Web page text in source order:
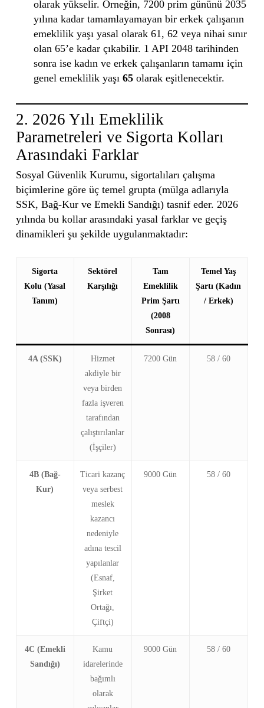
olarak yükselir. Örneğin, 7200 prim gününü 2035
yılına kadar tamamlayamayan bir erkek çalışanın
emeklilik yaşı yasal olarak 61, 62 veya nihai sınır
olan 65’e kadar çıkabilir. 1 API 2048 tarihinden
sonra ise kadın ve erkek çalışanların tamamı için
genel emeklilik yaşı 65olarak eşitlenecektir.
2. 2026 Yılı Emeklilik
Parametreleri ve Sigorta Kolları
Arasındaki Farklar
Sosyal Güvenlik Kurumu, sigortalıları çalışma
biçimlerine göre üç temel grupta (mülga adlarıyla
SSK, Bağ-Kur ve Emekli Sandığı) tasnif eder. 2026
yılında bu kollar arasındaki yasal farklar ve geçiş
dinamikleri şu şekilde uygulanmaktadır:
Sigorta
Kolu (Yasal
Tanım)
Sektörel
Karşılığı
Tam
Emeklilik
Prim Şartı
(2008
Sonrası)
Temel Yaş
Şartı (Kadın
/ Erkek)
4A (SSK)
Hizmet
akdiyle bir
veya birden
fazla işveren
tarafından
çalıştırılanlar
(İşçiler)
7200 Gün 58 / 60
4B (Bağ-
Kur)
Ticari kazanç
veya serbest
meslek
kazancı
nedeniyle
adına tescil
yapılanlar
(Esnaf,
Şirket
Ortağı,
Çiftçi)
9000 Gün 58 / 60
4C (Emekli
Sandığı)
Kamu
idarelerinde
bağımlı
olarak
9000 Gün 58 / 60